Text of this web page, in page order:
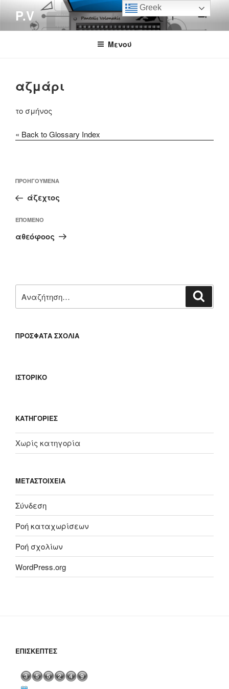
περιεχόμενο
P.V
Μενού
αζμάρι
το σμήνος
« Back to Glossary Index
άρθρων
Προηγούμενο
άρθρο
ΠΡΟΗΓΟΎΜΕΝΑ
άζεχτος
Επόμενο
άρθρο
ΕΠΌΜΕΝΟ
αθεόφοος
για:
ΠΡΌΣΦΑΤΑ ΣΧΌΛΙΑ
ΙΣΤΟΡΙΚΌ
KΑΤΗΓΟΡΊΕΣ
Χωρίς κατηγορία
ΜΕΤΑΣΤΟΙΧΕΊΑ
Σύνδεση
Ροή καταχωρίσεων
Ροή σχολίων
WordPress.org
ΕΠΙΣΚΈΠΤΕΣ
Greek